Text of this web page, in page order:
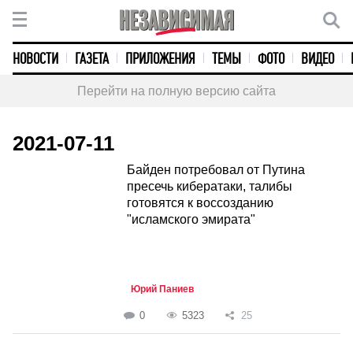
НОВОСТИ ГАЗЕТА ПРИЛОЖЕНИЯ ТЕМЫ ФОТО ВИДЕО
Перейти на полную версию сайта
2021-07-11
Байден потребовал от Путина
пресечь кибератаки, талибы
готовятся к воссозданию
"исламского эмирата"
Юрий Паниев
0 5323 25